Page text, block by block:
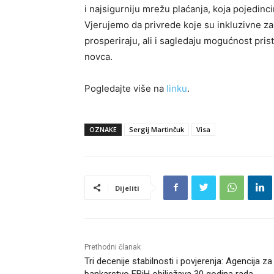
i najsigurniju mrežu plaćanja, koja
Vjerujemo da privrede koje su inkluzivne
prosperiraju, ali i sagledaju mogućnost
novca.
Pogledajte više na linku.
OZNAKE Sergij Martinčuk Visa
Dijeliti
Prethodni članak
Tri decenije stabilnosti i povjerenja: Agencija za